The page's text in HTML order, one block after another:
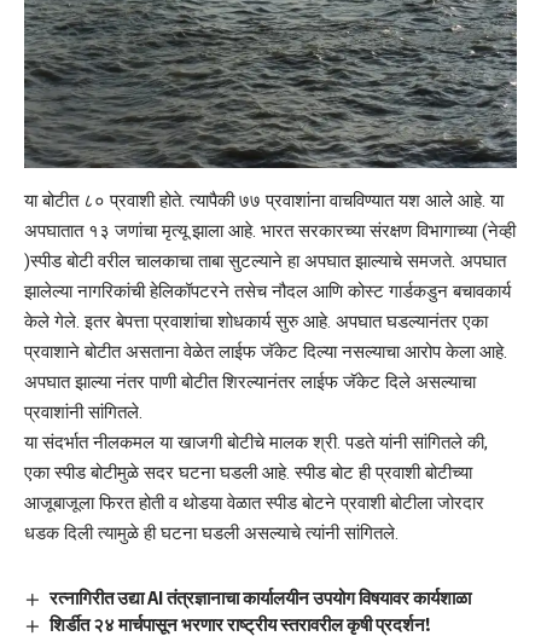
या बोटीत ८० प्रवाशी होते. त्यापैकी ७७ प्रवाशांना वाचविण्यात यश आले आहे. या
अपघातात १३ जणांचा मृत्यू झाला आहे. भारत सरकारच्या संरक्षण विभागाच्या (नेव्ही
)स्पीड बोटी वरील चालकाचा ताबा सुटल्याने हा अपघात झाल्याचे समजते. अपघात
झालेल्या नागरिकांची हेलिकॉपटरने तसेच नौदल आणि कोस्ट गार्डकडुन बचावकार्य
केले गेले. इतर बेपत्ता प्रवाशांचा शोधकार्य सुरु आहे. अपघात घडल्यानंतर एका
प्रवाशाने बोटीत असताना वेळेत लाईफ जॅकेट दिल्या नसल्याचा आरोप केला आहे.
अपघात झाल्या नंतर पाणी बोटीत शिरल्यानंतर लाईफ जॅकेट दिले असल्याचा
प्रवाशांनी सांगितले.
या संदर्भात नीलकमल या खाजगी बोटीचे मालक श्री. पडते यांनी सांगितले की,
एका स्पीड बोटीमुळे सदर घटना घडली आहे. स्पीड बोट ही प्रवाशी बोटीच्या
आजूबाजूला फिरत होती व थोडया वेळात स्पीड बोटने प्रवाशी बोटीला जोरदार
धडक दिली त्यामुळे ही घटना घडली असल्याचे त्यांनी सांगितले.
रत्नागिरीत उद्या AI तंत्रज्ञानाचा कार्यालयीन उपयोग विषयावर कार्यशाळा
शिर्डीत २४ मार्चपासून भरणार राष्ट्रीय स्तरावरील कृषी प्रदर्शन!